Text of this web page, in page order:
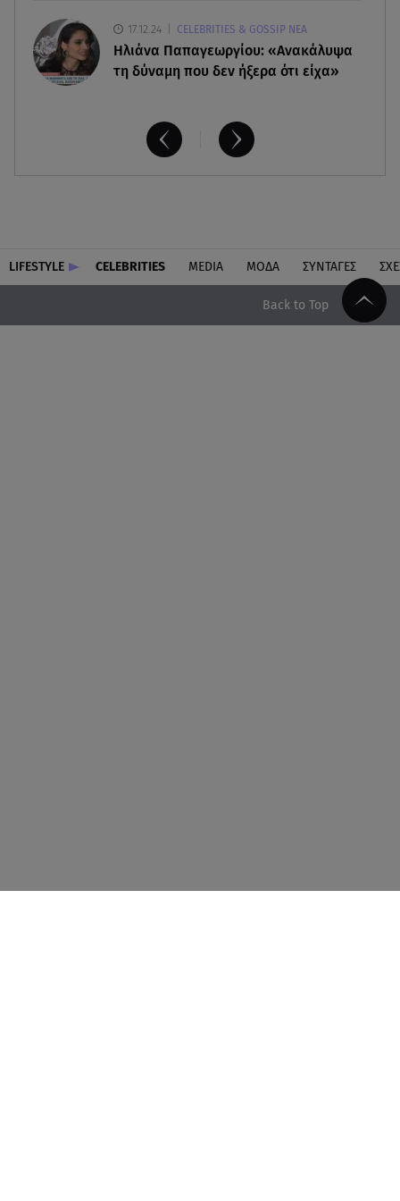
17.12.24 CELEBRITIES & GOSSIP ΝΕΑ
Ηλιάνα Παπαγεωργίου: «Ανακάλυψα
τη δύναμη που δεν ήξερα ότι είχα»
LIFESTYLE CELEBRITIES MEDIA ΜΟΔΑ ΣΥΝΤΑΓΕΣ
Back to Top